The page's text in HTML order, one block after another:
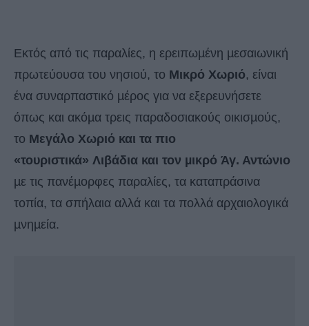
Εκτός από τις παραλίες, η ερειπωµένη µεσαιωνική
πρωτεύουσα του νησιού, το Μικρό Χωριό, είναι
ένα συναρπαστικό µέρος για να εξερευνήσετε
όπως και ακόµα τρεις παραδοσιακούς οικισµούς,
το Μεγάλο Χωριό και τα πιο
«τουριστικά» Λιβάδια και τον µικρό Άγ. Αντώνιο
µε τις πανέµορφες παραλίες, τα καταπράσινα
τοπία, τα σπήλαια αλλά και τα πολλά αρχαιολογικά
µνηµεία.